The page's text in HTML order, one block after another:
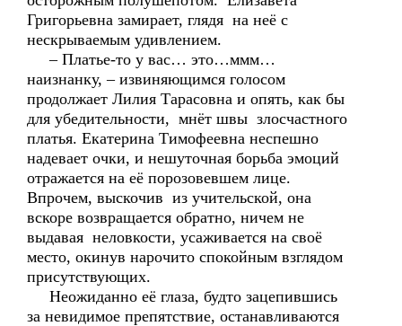
Григорьевна замирает, глядя на неё с
нескрываемым удивлением.
– Платье-то у вас… это…ммм…
наизнанку, – извиняющимся голосом
продолжает Лилия Тарасовна и опять, как бы
для убедительности, мнёт швы злосчастного
платья. Екатерина Тимофеевна неспешно
надевает очки, и нешуточная борьба эмоций
отражается на её порозовевшем лице.
Впрочем, выскочив из учительской, она
вскоре возвращается обратно, ничем не
выдавая неловкости, усаживается на своё
место, окинув нарочито спокойным взглядом
присутствующих.
Неожиданно её глаза, будто зацепившись
за невидимое препятствие, останавливаются